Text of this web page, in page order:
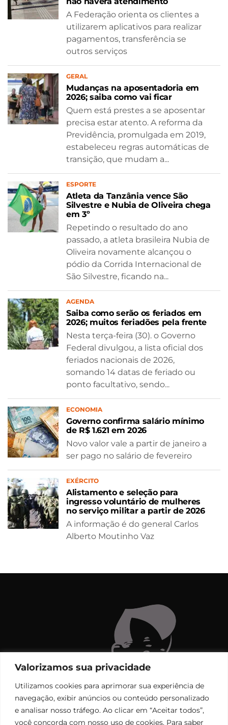
Valorizamos sua privacidade
Utilizamos cookies para aprimorar sua experiência de
navegação, exibir anúncios ou conteúdo personalizado
e analisar nosso tráfego. Ao clicar em “Aceitar todos”,
você concorda com nosso uso de cookies. Para saber
A Federação orienta os clientes a
utilizarem aplicativos para realizar
pagamentos, transferência se
outros serviços
GERAL
Mudanças na aposentadoria em
2026; saiba como vai ficar
Quem está prestes a se aposentar
precisa estar atento. A reforma da
Previdência, promulgada em 2019,
estabeleceu regras automáticas de
transição, que mudam a...
ESPORTE
Atleta da Tanzânia vence São
Silvestre e Nubia de Oliveira chega
em 3º
Repetindo o resultado do ano
passado, a atleta brasileira Nubia de
Oliveira novamente alcançou o
pódio da Corrida Internacional de
São Silvestre, ficando na...
AGENDA
Saiba como serão os feriados em
2026; muitos feriadões pela frente
Nesta terça-feira (30). o Governo
Federal divulgou, a lista oficial dos
feriados nacionais de 2026,
somando 14 datas de feriado ou
ponto facultativo, sendo...
ECONOMIA
Governo confirma salário mínimo
de R$ 1.621 em 2026
Novo valor vale a partir de janeiro a
ser pago no salário de fevereiro
EXÉRCITO
Alistamento e seleção para
ingresso voluntário de mulheres
no serviço militar a partir de 2026
A informação é do general Carlos
Alberto Moutinho Vaz